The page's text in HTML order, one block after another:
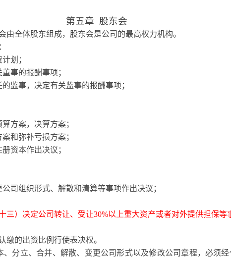
第五章 股东会
由全体股东组成，股东会是公司的最高权力机构。
划；
事的报酬事项；
监事，决定有关监事的报酬事项；
方案，决算方案；
和弥补亏损方案；
资本作出决议；
司组织形式、解散和清算等事项作出决议；
三）决定公司转让、受让30%以上重大资产或者对外提供担保等
缴的出资比例行使表决权。
、分立、合并、解散、变更公司形式以及修改公司章程，必须